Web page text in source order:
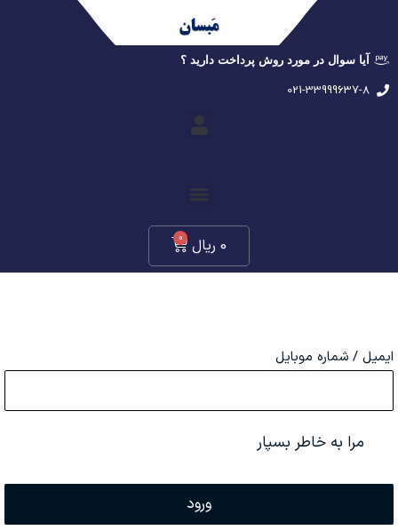
آیا سوال در مورد روش پرداخت دارید ؟
021-33999637-8
0 ریال 0
ایمیل / شماره موبایل
مرا به خاطر بسپار
ورود